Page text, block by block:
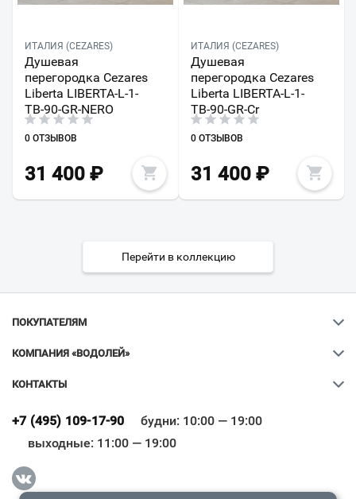
ИТАЛИЯ (CEZARES)
Душевая
перегородка Cezares
Liberta LIBERTA-L-1-
TB-90-GR-NERO
0 ОТЗЫВОВ
31 400 ₽
ИТАЛИЯ (CEZARES)
Душевая
перегородка Cezares
Liberta LIBERTA-L-1-
TB-90-GR-Cr
0 ОТЗЫВОВ
31 400₽
Перейти в коллекцию
ПОКУПАТЕЛЯМ
КОМПАНИЯ «ВОДОЛЕЙ»
КОНТАКТЫ
+7 (495) 109-17-90
будни: 10:00 — 19:00
выходные: 11:00 — 19:00
Всё верно